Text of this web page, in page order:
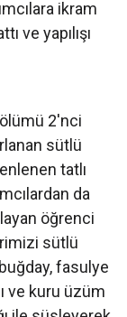
ikram
ve yapılışı
2'nci
sütlü
tatlı
da
öğrenci
sütlü
fasulye
ve kuru üzüm